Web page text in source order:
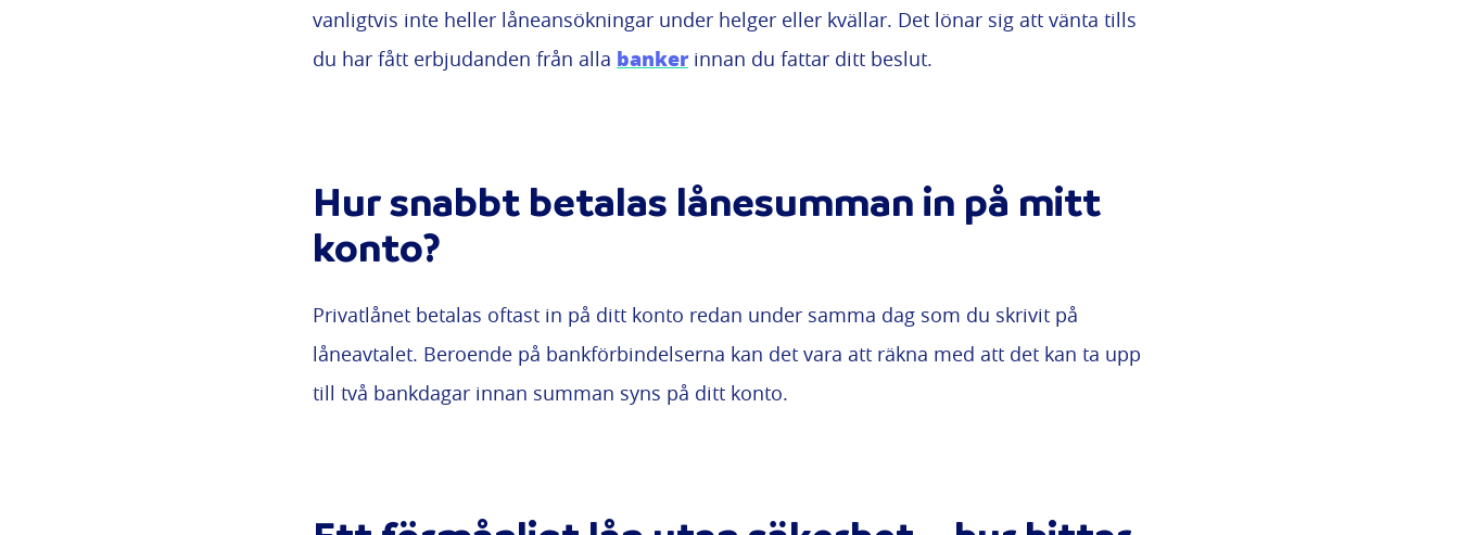
vanligtvis inte heller låneansökningar under helger eller kvällar. Det lönar sig att vänta tills
du har fått erbjudanden från alla bankerinnan du fattar ditt beslut.
Hur snabbt betalas lånesumman in på mitt
konto?
Privatlånet betalas oftast in på ditt konto redan under samma dag som du skrivit på
låneavtalet. Beroende på bankförbindelserna kan det vara att räkna med att det kan ta upp
till två bankdagar innan summan syns på ditt konto.